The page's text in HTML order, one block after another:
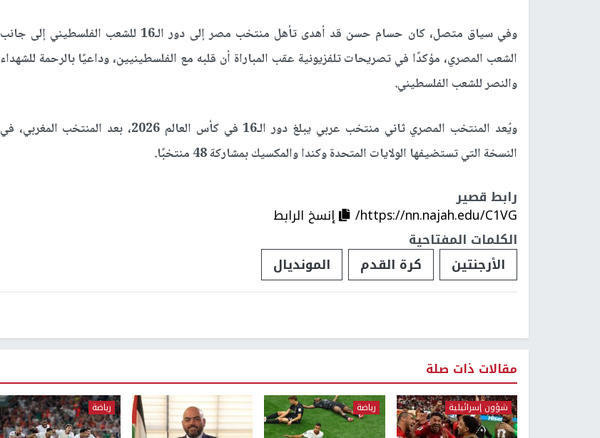
وفي سياق متصل، كان حسام حسن قد أهدى تأهل منتخب مصر إلى دور الـ16 للشعب الفلسطيني إلى جانب
الشعب المصري، مؤكدًا في تصريحات تلفزيونية عقب المباراة أن قلبه مع الفلسطينيين، وداعيًا بالرحمة للشهداء
والنصر للشعب الفلسطيني.
ويُعد المنتخب المصري ثاني منتخب عربي يبلغ دور الـ16 في كأس العالم 2026، بعد المنتخب المغربي، في
النسخة التي تستضيفها الولايات المتحدة وكندا والمكسيك بمشاركة 48 منتخبًا.
رابط قصير
https://nn.najah.edu/C1VG/
إنسخ الرابط
الكلمات المفتاحية
الأرجنتين
كرة القدم المونديال
مقالات ذات صلة
شؤون إسرائيلية رياضة رياضة